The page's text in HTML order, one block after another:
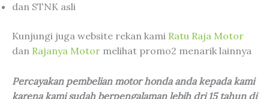
dan STNK asli
Kunjungi juga website rekan kami Ratu Raja Motor
dan Rajanya Motor melihat promo2 menarik lainnya
Percayakan pembelian motor honda anda kepada kami
karena kami sudah berpengalaman lebih dri 15 tahun di